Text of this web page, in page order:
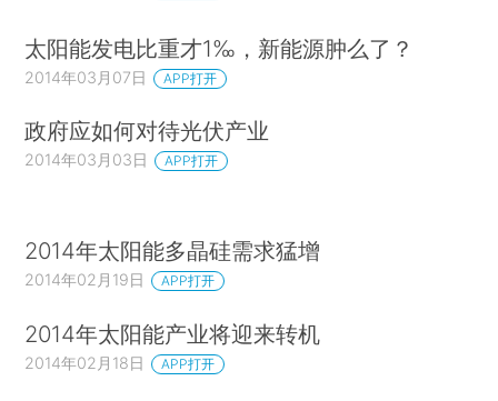
太阳能发电比重才1‰，新能源肿么了？
2014年03月07日 APP打开
政府应如何对待光伏产业
2014年03月03日 APP打开
2014年太阳能多晶硅需求猛增
2014年02月19日 APP打开
2014年太阳能产业将迎来转机
2014年02月18日 APP打开